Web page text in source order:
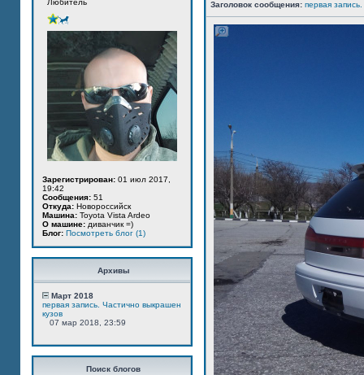
Любитель
Зарегистрирован: 01 июл 2017,
19:42
Сообщения: 51
Откуда: Новороссийск
Машина: Toyota Vista Ardeo
О машине: диванчик =)
Блог: Посмотреть блог (1)
Архивы
Март 2018
первая запись. Частично выкрашен
кузов
07 мар 2018, 23:59
Поиск блогов
Заголовок сообщения: первая